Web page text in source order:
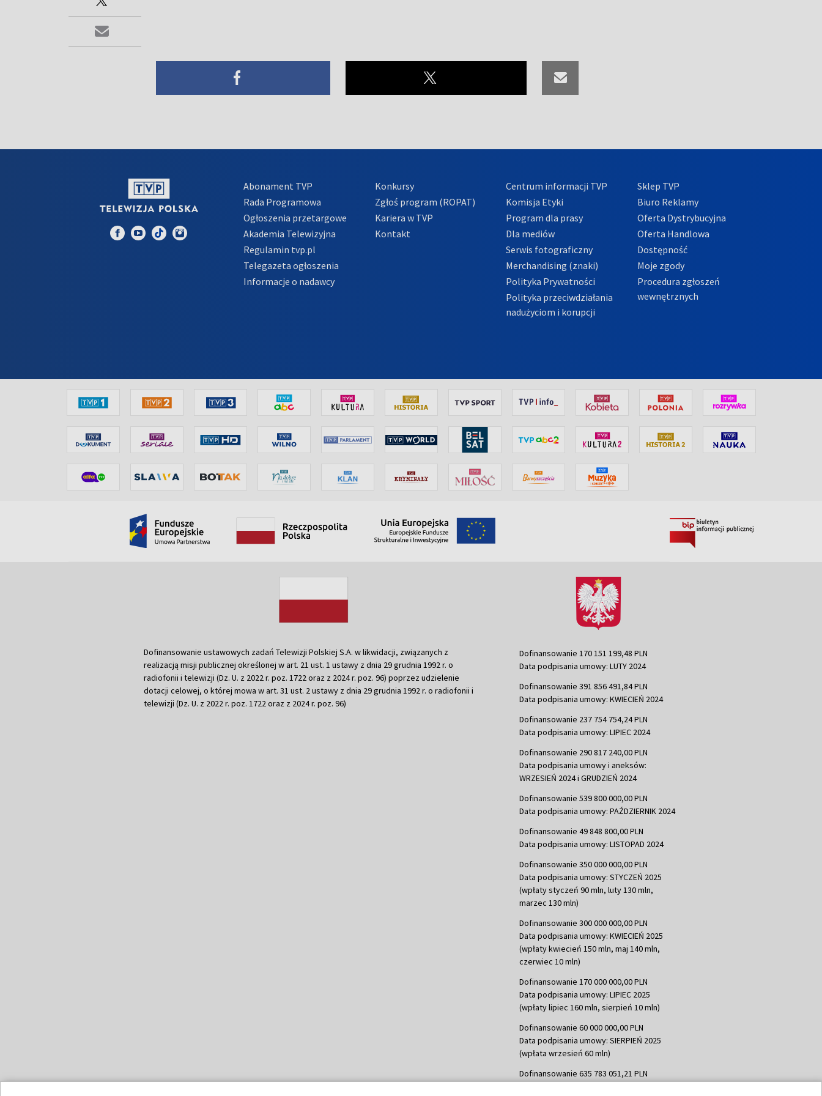
Abonament TVP
Rada Programowa
Ogłoszenia przetargowe
Akademia Telewizyjna
Regulamin tvp.pl
Telegazeta ogłoszenia
Informacje o nadawcy
Konkursy
Zgłoś program (ROPAT)
Kariera w TVP
Kontakt
Centrum informacji TVP
Komisja Etyki
Program dla prasy
Dla mediów
Serwis fotograficzny
Merchandising (znaki)
Polityka Prywatności
Polityka przeciwdziałania
nadużyciom i korupcji
Sklep TVP
Biuro Reklamy
Oferta Dystrybucyjna
Oferta Handlowa
Dostępność
Moje zgody
Procedura zgłoszeń
wewnętrznych
Dofinansowanie ustawowych zadań Telewizji Polskiej S.A. w likwidacji, związanych z
realizacją misji publicznej określonej w art. 21 ust. 1 ustawy z dnia 29 grudnia 1992 r. o
radiofonii i telewizji (Dz. U. z 2022 r. poz. 1722 oraz z 2024 r. poz. 96) poprzez udzielenie
dotacji celowej, o której mowa w art. 31 ust. 2 ustawy z dnia 29 grudnia 1992 r. o radiofonii i
telewizji (Dz. U. z 2022 r. poz. 1722 oraz z 2024 r. poz. 96)
Dofinansowanie 170 151 199,48 PLN
Data podpisania umowy: LUTY 2024
Dofinansowanie 391 856 491,84 PLN
Data podpisania umowy: KWIECIEŃ 2024
Dofinansowanie 237 754 754,24 PLN
Data podpisania umowy: LIPIEC 2024
Dofinansowanie 290 817 240,00 PLN
Data podpisania umowy i aneksów:
WRZESIEŃ 2024 i GRUDZIEŃ 2024
Dofinansowanie 539 800 000,00 PLN
Data podpisania umowy: PAŹDZIERNIK 2024
Dofinansowanie 49 848 800,00 PLN
Data podpisania umowy: LISTOPAD 2024
Dofinansowanie 350 000 000,00 PLN
Data podpisania umowy: STYCZEŃ 2025
(wpłaty styczeń 90 mln, luty 130 mln,
marzec 130 mln)
Dofinansowanie 300 000 000,00 PLN
Data podpisania umowy: KWIECIEŃ 2025
(wpłaty kwiecień 150 mln, maj 140 mln,
czerwiec 10 mln)
Dofinansowanie 170 000 000,00 PLN
Data podpisania umowy: LIPIEC 2025
(wpłaty lipiec 160 mln, sierpień 10 mln)
Dofinansowanie 60 000 000,00 PLN
Data podpisania umowy: SIERPIEŃ 2025
(wpłata wrzesień 60 mln)
Dofinansowanie 635 783 051,21 PLN